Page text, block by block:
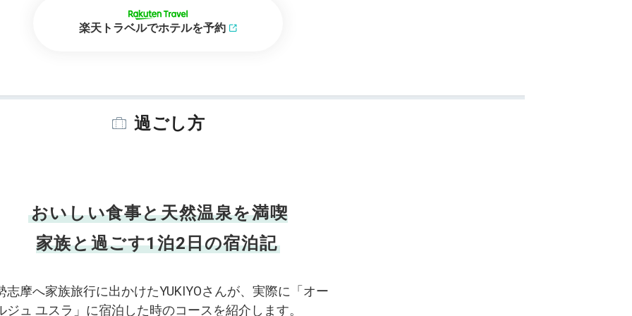
楽天トラベルでホテルを予約
過ごし方
おいしい食事と天然温泉を満喫
家族と過ごす1泊2日の宿泊記
志摩へ家族旅行に出かけたYUKIYOさんが、実際に「オー
ジュ ユスラ」に宿泊した時のコースを紹介します。